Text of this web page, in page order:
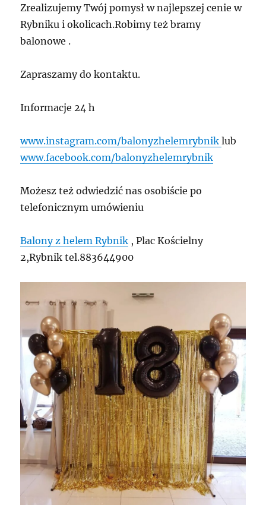
Zrealizujemy Twój pomysł w najlepszej cenie w
Rybniku i okolicach.Robimy też bramy
balonowe .
Zapraszamy do kontaktu.
Informacje 24 h
www.instagram.com/balonyzhelemrybniklub
www.facebook.com/balonyzhelemrybnik
Możesz też odwiedzić nas osobiście po
telefonicznym umówieniu
Balony z helem Rybnik , Plac Kościelny
2,Rybnik tel.883644900